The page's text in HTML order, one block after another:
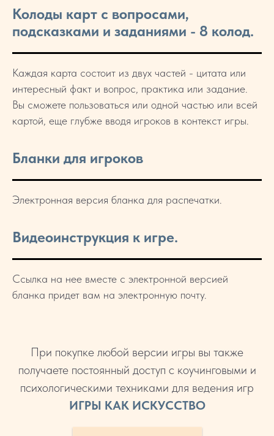
Колоды карт с вопросами,
подсказками и заданиями - 8 колод.
Каждая карта состоит из двух частей - цитата или
интересный факт и вопрос, практика или задание.
Вы сможете пользоваться или одной частью или всей
картой, еще глубже вводя игроков в контекст игры.
Бланки для игроков
Электронная версия бланка для распечатки.
Видеоинструкция к игре.
Ссылка на нее вместе с электронной версией
бланка придет вам на электронную почту.
При покупке любой версии игры вы также
получаете постоянный доступ с коучинговыми и
психологическими техниками для ведения игр
ИГРЫ КАК ИСКУССТВО